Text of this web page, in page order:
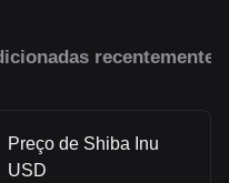
recentemente
Preço de Shiba Inu
USD